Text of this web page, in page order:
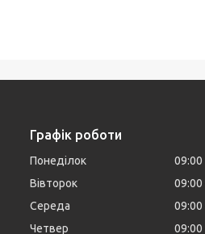
Графік роботи
Понеділок 09:00
Вівторок
09:00
Середа
09:00
Четвер
09:00